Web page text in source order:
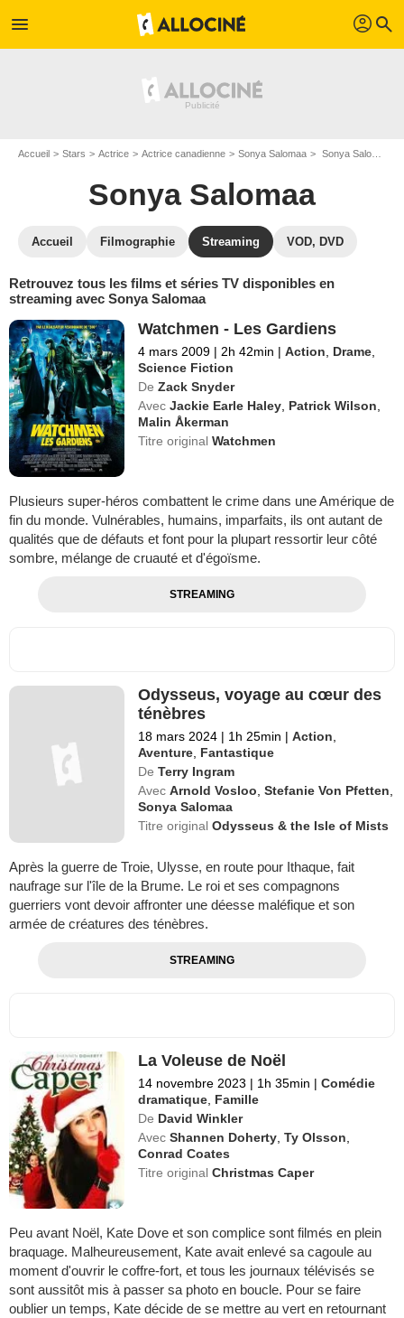
menu profil search
Accueil Stars Actrice Actrice canadienne Sonya Salomaa Sonya Salomaa : Films et séries online
Sonya Salomaa
Accueil Filmographie Streaming VOD, DVD
Retrouvez tous les films et séries TV disponibles en
streaming avec Sonya Salomaa
Watchmen - Les Gardiens
4 mars 2009 | 2h 42min | Action Drame
Science Fiction
De Zack Snyder
Avec Jackie Earle Haley Patrick Wilson
Malin Åkerman
Titre originalWatchmen
Plusieurs super-héros combattent le crime dans une Amérique de
fin du monde. Vulnérables, humains, imparfaits, ils ont autant de
qualités que de défauts et font pour la plupart ressortir leur côté
sombre, mélange de cruauté et d'égoïsme.
STREAMING
Odysseus, voyage au cœur des
ténèbres
18 mars 2024 | 1h 25min | Action
Aventure Fantastique
De Terry Ingram
Avec Arnold Vosloo ,Stefanie Von Pfetten
Sonya Salomaa
Titre originalOdysseus & the Isle of Mists
Après la guerre de Troie, Ulysse, en route pour Ithaque, fait
naufrage sur l'île de la Brume. Le roi et ses compagnons
guerriers vont devoir affronter une déesse maléfique et son
armée de créatures des ténèbres.
STREAMING
La Voleuse de Noël
14 novembre 2023 | 1h 35min | Comédie
dramatique Famille
De David Winkler
Avec Shannen Doherty ,Ty Olsson
Conrad Coates
Titre originalChristmas Caper
Peu avant Noël, Kate Dove et son complice sont filmés en plein
braquage. Malheureusement, Kate avait enlevé sa cagoule au
moment d'ouvrir le coffre-fort, et tous les journaux télévisés se
sont aussitôt mis à passer sa photo en boucle. Pour se faire
oublier un temps, Kate décide de se mettre au vert en retournant